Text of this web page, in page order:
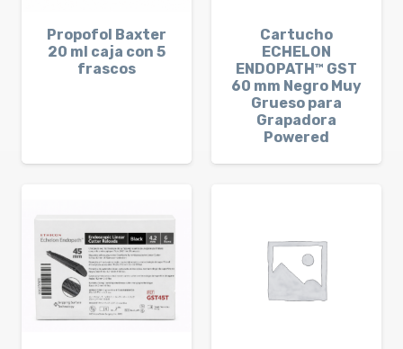
Propofol Baxter
20 ml caja con 5
frascos
Cartucho
ECHELON
ENDOPATH™ GST
60 mm Negro Muy
Grueso para
Grapadora
Powered